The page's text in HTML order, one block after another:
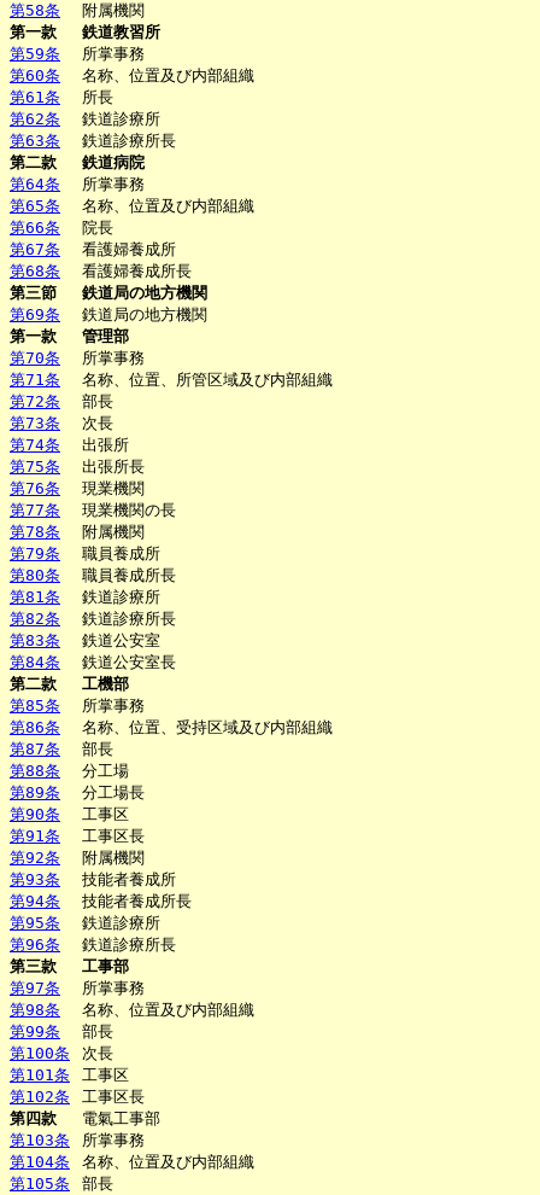
第58条
附属機関
第一款
鉄道教習所
第59条
所掌事務
第60条
名称、位置及び内部組織
第61条
所長
第62条
鉄道診療所
第63条
鉄道診療所長
第二款
鉄道病院
第64条
所掌事務
第65条
名称、位置及び内部組織
第66条
院長
第67条
看護婦養成所
第68条
看護婦養成所長
第三節
鉄道局の地方機関
第69条
鉄道局の地方機関
第一款
管理部
第70条
所掌事務
第71条
名称、位置、所管区域及び内部組織
第72条
部長
第73条
次長
第74条
出張所
第75条
出張所長
第76条
現業機関
第77条
現業機関の長
第78条
附属機関
第79条
職員養成所
第80条
職員養成所長
第81条
鉄道診療所
第82条
鉄道診療所長
第83条
鉄道公安室
第84条
鉄道公安室長
第二款
工機部
第85条
所掌事務
第86条
名称、位置、受持区域及び内部組織
第87条
部長
第88条
分工場
第89条
分工場長
第90条
工事区
第91条
工事区長
第92条
附属機関
第93条
技能者養成所
第94条
技能者養成所長
第95条
鉄道診療所
第96条
鉄道診療所長
第三款
工事部
第97条
所掌事務
第98条
名称、位置及び内部組織
第99条
部長
第100条
次長
第101条
工事区
第102条
工事区長
第四款
電氣工事部
第103条
所掌事務
第104条
名称、位置及び内部組織
第105条
部長